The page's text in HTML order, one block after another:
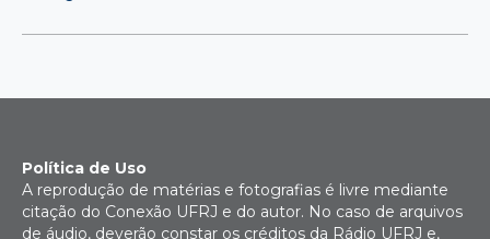
Política de Uso
A reprodução de matérias e fotografias é livre mediante
citação do Conexão UFRJ e do autor. No caso de arquivos
de áudio, deverão constar os créditos da Rádio UFRJ e,